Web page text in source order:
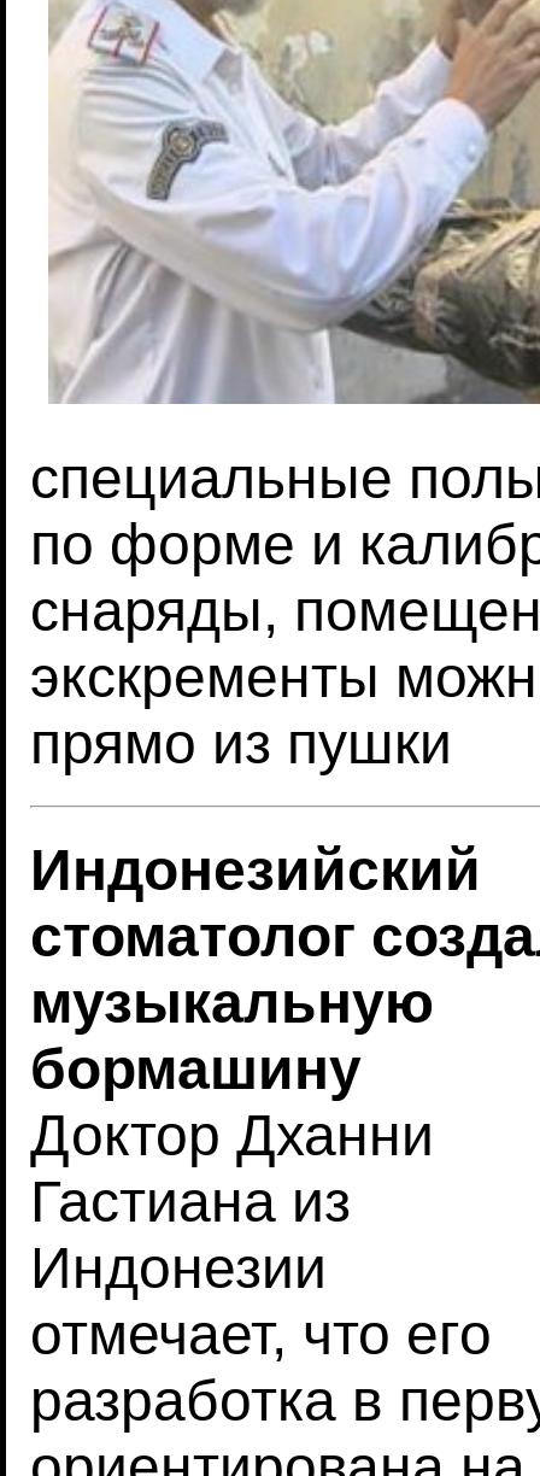
специальные
по форме и
снаряды,
экскременты
прямо из пушки
Индонезийский
стоматолог
музыкальную
бормашину
Доктор Дханни
Гастиана из
Индонезии
отмечает, что его
разработка в